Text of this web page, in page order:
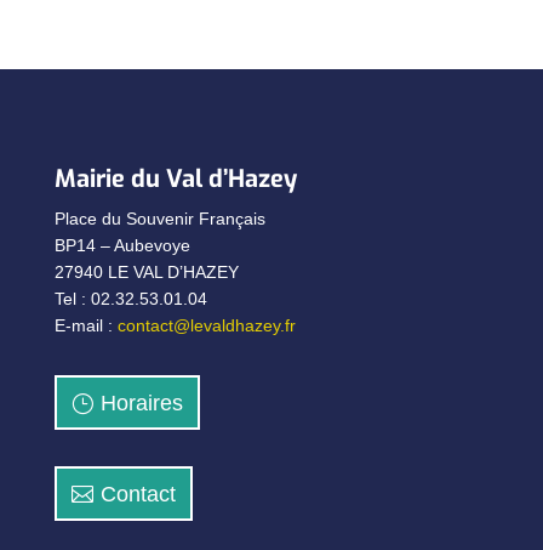
Mairie du Val d’Hazey
Place du Souvenir Français
BP14 – Aubevoye
27940 LE VAL D’HAZEY
Tel : 02.32.53.01.04
E-mail : contact@levaldhazey.fr
Horaires
Contact